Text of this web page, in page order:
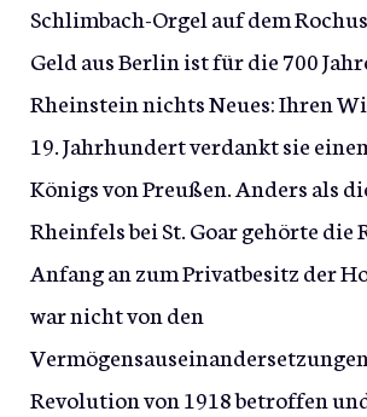
Schlimbach-Orgel auf dem
Geld aus Berlin ist für die 700
Rheinstein nichts Neues: Ihren
19. Jahrhundert verdankt sie
Königs von Preußen. Anders als
Rheinfels bei St. Goar gehörte die
Anfang an zum Privatbesitz der
war nicht von den
Revolution von 1918 betroffen